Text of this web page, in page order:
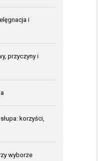
i
przyczyny i
korzyści,
wyborze